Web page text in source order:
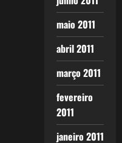
maio 2011
abril 2011
março 2011
fevereiro
2011
janeiro 2011